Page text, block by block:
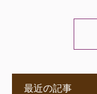
最近の記事